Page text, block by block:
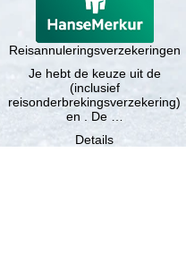
Reisannuleringsverzekeringen
Je hebt de keuze uit de
(inclusief
reisonderbrekingsverzekering)
en . De …
Details